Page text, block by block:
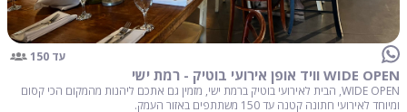
עד 150
WIDE OPEN וויד אופן אירועי בוטיק - רמת ישי
WIDE OPEN, הבית לאירועי בוטיק ברמת ישי, מזמין גם אתכם ליהנות מהמקום הכי קסום
ומיוחד לאירועי חתונה קטנה עד 150 משתתפים באזור העמק.